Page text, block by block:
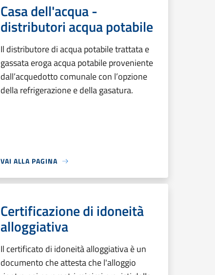
Casa dell'acqua -
distributori acqua potabile
Il distributore di acqua potabile trattata e
gassata eroga acqua potabile proveniente
dall’acquedotto comunale con l’opzione
della refrigerazione e della gasatura.
VAI ALLA PAGINA
Certificazione di idoneità
alloggiativa
Il certificato di idoneità alloggiativa è un
documento che attesta che l'alloggio